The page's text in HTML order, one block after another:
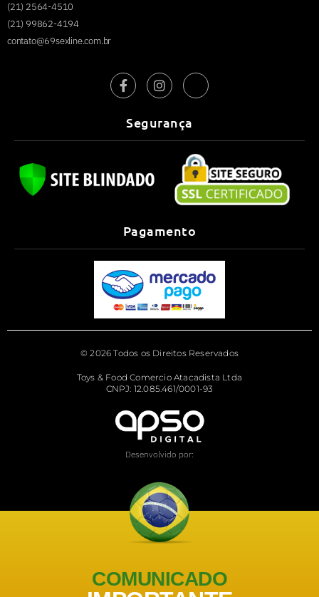
(21) 2564-4510
(21) 99862-4194
contato@69sexline.com.br
Segurança
Pagamento
© 2026 Todos os Direitos Reservados
Toys & Food Comercio Atacadista Ltda
CNPJ: 12.085.461/0001-93
Desenvolvido por:
COMUNICADO